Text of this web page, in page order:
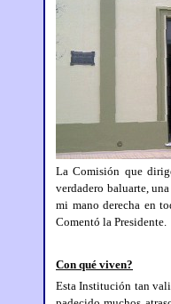
La Comisión que
verdadero baluarte,
mi mano derecha en
Comentó la Presidente.
Con qué viven?
Esta Institución tan